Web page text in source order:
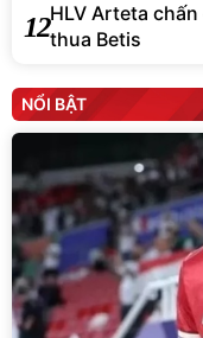
12HLV Arteta
thua Betis
NỔI BẬT